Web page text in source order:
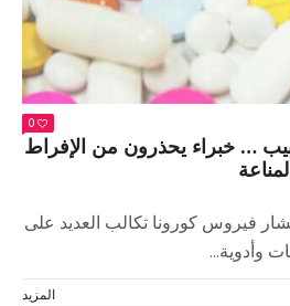
0
… خبراء يحذرون من الإفراط
فيروس كورونا تكالب العديد على
وأدوية...
المزيد